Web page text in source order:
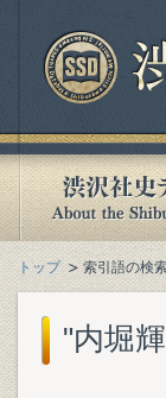
トップ 索引語の検
"内堀